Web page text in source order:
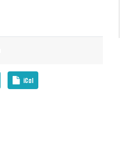
iCal